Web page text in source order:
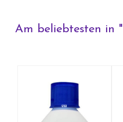
Am beliebtesten in "